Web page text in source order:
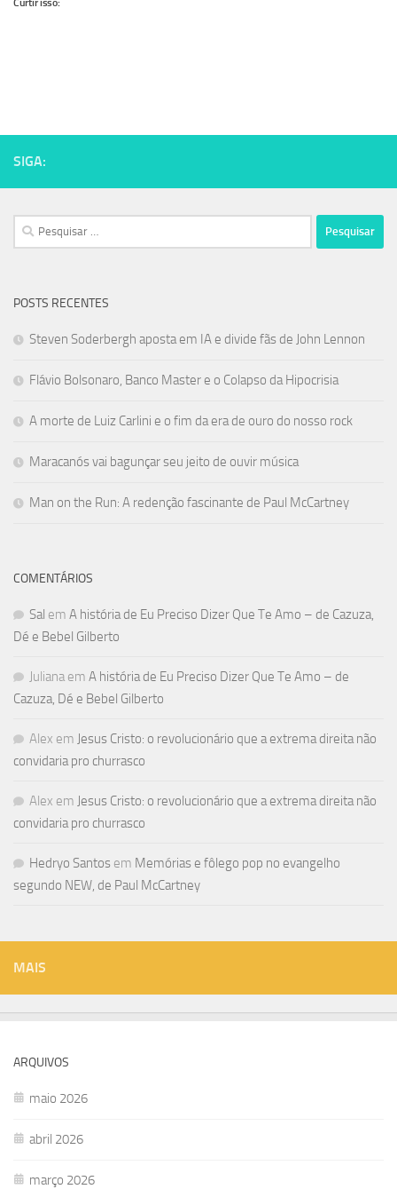
SIGA:
Pesquisar
por:
POSTS RECENTES
Steven Soderbergh aposta em IA e divide fãs de John Lennon
Flávio Bolsonaro, Banco Master e o Colapso da Hipocrisia
A morte de Luiz Carlini e o fim da era de ouro do nosso rock
Maracanós vai bagunçar seu jeito de ouvir música
Man on the Run: A redenção fascinante de Paul McCartney
COMENTÁRIOS
Sal em A história de Eu Preciso Dizer Que Te Amo – de Cazuza,
Dé e Bebel Gilberto
Juliana em A história de Eu Preciso Dizer Que Te Amo – de
Cazuza, Dé e Bebel Gilberto
Alex em Jesus Cristo: o revolucionário que a extrema direita não
convidaria pro churrasco
Alex em Jesus Cristo: o revolucionário que a extrema direita não
convidaria pro churrasco
Hedryo Santos em Memórias e fôlego pop no evangelho
segundo NEW, de Paul McCartney
MAIS
ARQUIVOS
maio 2026
abril 2026
março 2026